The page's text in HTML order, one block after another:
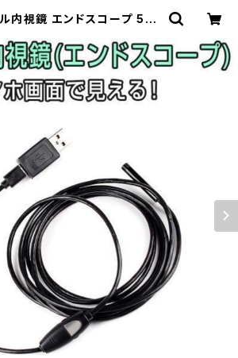
内視鏡 エンドスコープ 5m
1280x720 電子内視鏡 1ヶ
料無料「MSCOPE-YS5M
Pro Station（Ｋ＆Ｍサービ
ス株式会社）